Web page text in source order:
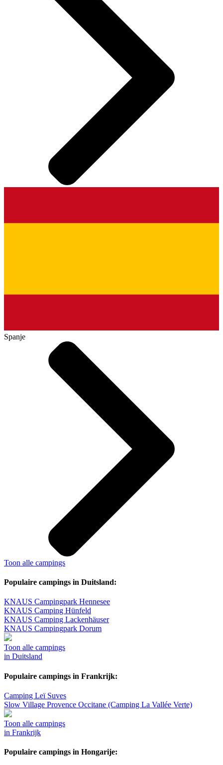
Spanje
Toon alle campings
Populaire campings in Duitsland:
KNAUS Campingpark Hennesee
KNAUS Camping Hünfeld
KNAUS Camping Lackenhäuser
KNAUS Campingpark Dorum
Toon alle campings
in Duitsland
Populaire campings in Frankrijk:
Camping Leï Suves
Slow Village Provence Occitane (Camping La Vallée Verte)
Toon alle campings
in Frankrijk
Populaire campings in Hongarije: